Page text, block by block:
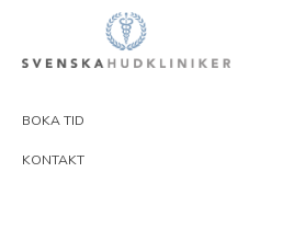
BOKA TID
KONTAKT